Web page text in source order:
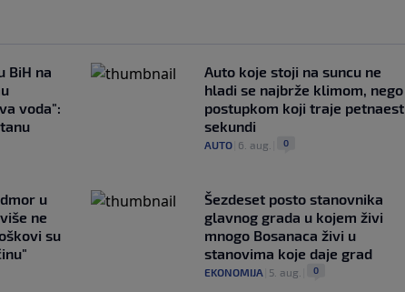
BiH na
voda":
Auto koje stoji na suncu ne
hladi se najbrže klimom, nego
postupkom koji traje petnaest
sekundi
AUTO| 6. aug. 0
u
ne
su
Šezdeset posto stanovnika
glavnog grada u kojem živi
mnogo Bosanaca živi u
stanovima koje daje grad
EKONOMIJA 5. aug. 0